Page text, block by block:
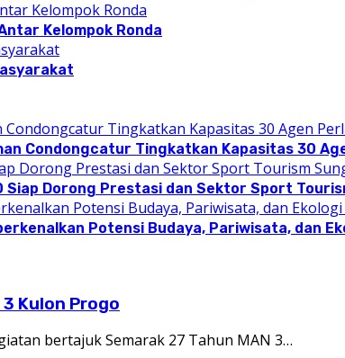
Kelompok Ronda
Condongcatur Tingkatkan Kapasitas 30
Dorong Prestasi dan Sektor Sport
Potensi Budaya, Pariwisata, dan
Kulon Progo
bertajuk Semarak 27 Tahun MAN 3…